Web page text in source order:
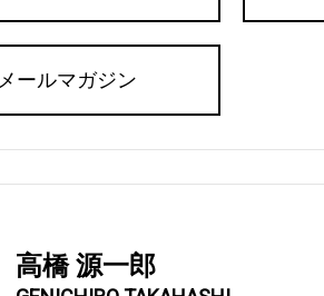
メールマガジン
高橋 源一郎